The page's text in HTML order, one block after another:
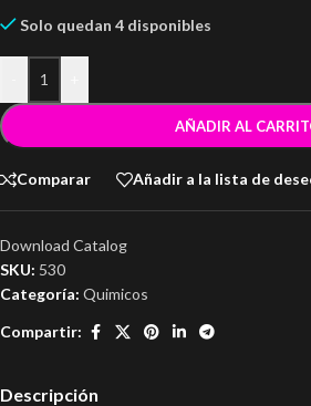
Solo quedan 4 disponibles
AÑADIR AL
Comparar Añadir a la lista de
Download Catalog
SKU: 530
Categoría: Quimicos
Compartir:
Descripción